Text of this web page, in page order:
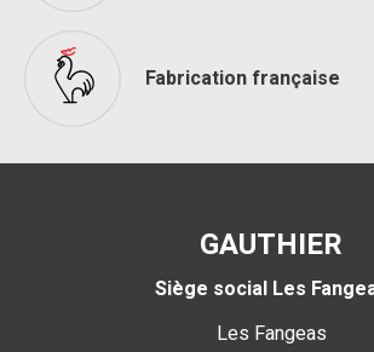
Fabrication française
GAUTHIER
Siège social Les
Les Fangeas